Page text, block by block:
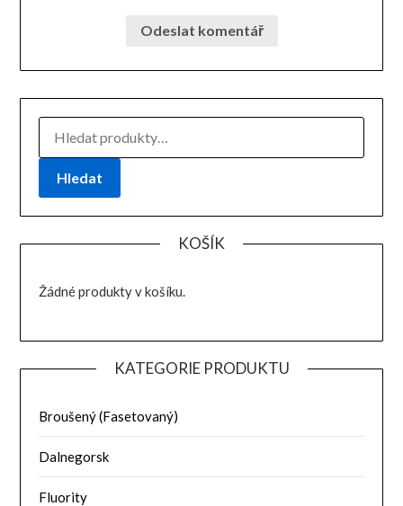
Hledat
KOŠÍK
Žádné produkty v košíku.
KATEGORIE PRODUKTU
Broušený (Fasetovaný)
Dalnegorsk
Fluority